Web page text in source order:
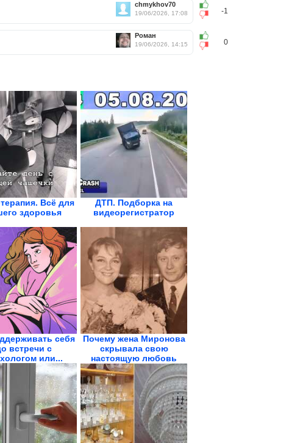
-1
chmykhov70
19/06/2026, 17:08
0
Роман
19/06/2026, 14:15
Всё для
здоровья
ДТП. Подборка на
видеорегистратор
себя
встречи с
или...
Почему жена Миронова
скрывала свою
настоящую любовь
всю...